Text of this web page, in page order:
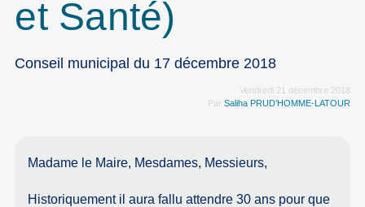
et Santé)
Conseil municipal du 17 décembre 2018
Vendredi 21 décembre 2018
Par Saliha PRUD’HOMME-LATOUR
Madame le Maire, Mesdames, Messieurs,
Historiquement il aura fallu attendre 30 ans pour que